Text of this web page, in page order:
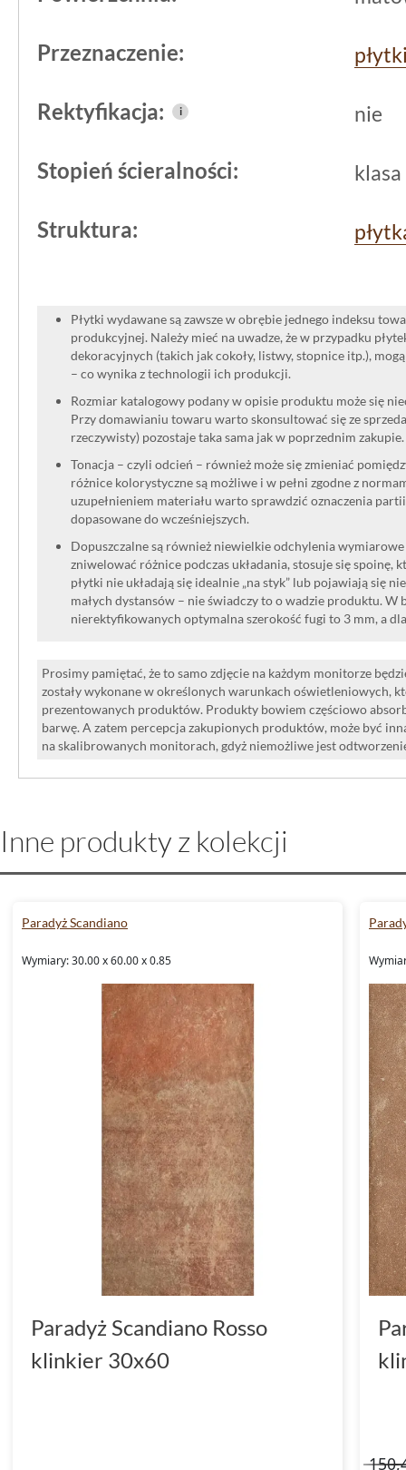
intensywny ruch. Jeśli zależy Ci na
klinkier 30x30x0,85 pozwoli
Przeznaczenie:
Rektyfikacja: i nie
Stopień ścieralności: klasa
Struktura:
Płytki wydawane są zawsze w obrębie jednego indeksu
produkcyjnej. Należy mieć na uwadze, że w przypadku
dekoracyjnych (takich jak cokoły, listwy, stopnice itp.),
– co wynika z technologii ich produkcji.
Rozmiar katalogowy podany w opisie produktu może się
Przy domawianiu towaru warto skonsultować się ze
rzeczywisty) pozostaje taka sama jak w poprzednim zakupie.
Tonacja – czyli odcień – również może się zmieniać
różnice kolorystyczne są możliwe i w pełni zgodne z
uzupełnieniem materiału warto sprawdzić oznaczenia
dopasowane do wcześniejszych.
Dopuszczalne są również niewielkie odchylenia
zniwelować różnice podczas układania, stosuje się spoinę,
płytki nie układają się idealnie „na styk” lub pojawiają się
małych dystansów – nie świadczy to o wadzie produktu. W
nierektyfikowanych optymalna szerokość fugi to 3 mm, a
Prosimy pamiętać, że to samo zdjęcie na każdym monitorze
zostały wykonane w określonych warunkach oświetleniowych,
prezentowanych produktów. Produkty bowiem częściowo
barwę. A zatem percepcja zakupionych produktów, może być
na skalibrowanych monitorach, gdyż niemożliwe jest
Inne produkty z kolekcji
Paradyż Scandiano
Wymiary: 30.00 x 60.00 x 0.85
Paradyż Scandiano Rosso
klinkier 30x60